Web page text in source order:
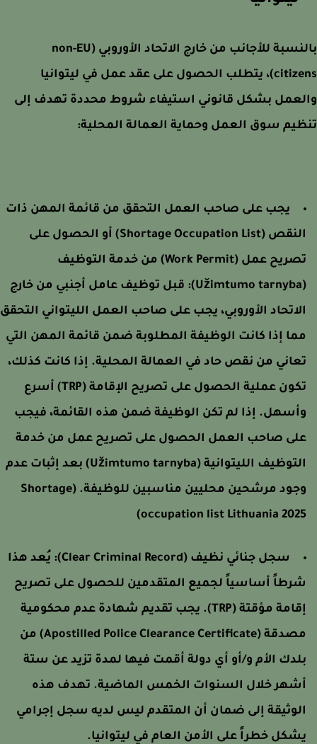
بالنسبة للأجانب من خارج الاتحاد الأوروبي (non-EU
citizens)، يتطلب الحصول على عقد عمل في ليتوانيا
بشكل قانوني استيفاء شروط محددة تهدف إلى
سوق العمل وحماية العمالة المحلية:
يجب على صاحب العمل التحقق من قائمة المهن ذات
النقص (Shortage Occupation List) أو الحصول على
تصريح عمل (Work Permit) من خدمة التوظيف
قبل توظيف عامل أجنبي من خارج
الأوروبي، يجب على صاحب العمل الليتواني التحقق
إذا كانت الوظيفة المطلوبة ضمن قائمة المهن التي
من نقص حاد في العمالة المحلية. إذا كانت كذلك،
تكون عملية الحصول على تصريح الإقامة (TRP) أسرع
إذا لم تكن الوظيفة ضمن هذه القائمة، فيجب
صاحب العمل الحصول على تصريح عمل من خدمة
التوظيف الليتوانية (Užimtumo tarnyba) بعد إثبات عدم
مرشحين محليين مناسبين للوظيفة. (Shortage
occupation list Lithuania
سجل جنائي نظيف (Clear Criminal Record):
يُعد هذا
أساسياً لجميع المتقدمين للحصول على تصريح
إقامة مؤقتة (TRP). يجب تقديم شهادة عدم محكومية
مصدقة (Apostilled Police Clearance Certificate) من
الأم و/أو أي دولة أقمت فيها لمدة تزيد عن ستة
خلال السنوات الخمس الماضية. تهدف هذه
إلى ضمان أن المتقدم ليس لديه سجل إجرامي
خطراً على الأمن العام في ليتوانيا.